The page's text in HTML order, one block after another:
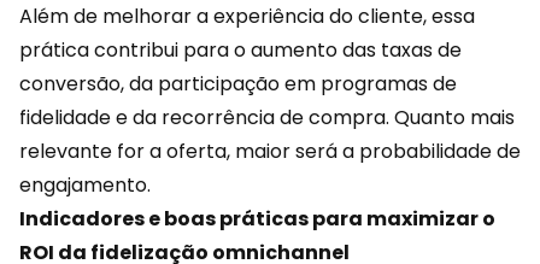
Além de melhorar a experiência do cliente, essa
prática contribui para o aumento das taxas de
conversão, da participação em programas de
fidelidade e da recorrência de compra. Quanto mais
relevante for aoferta, maior será a probabilidade de
engajamento.
Indicadores e boas práticas para maximizar o
ROI da fidelização omnichannel